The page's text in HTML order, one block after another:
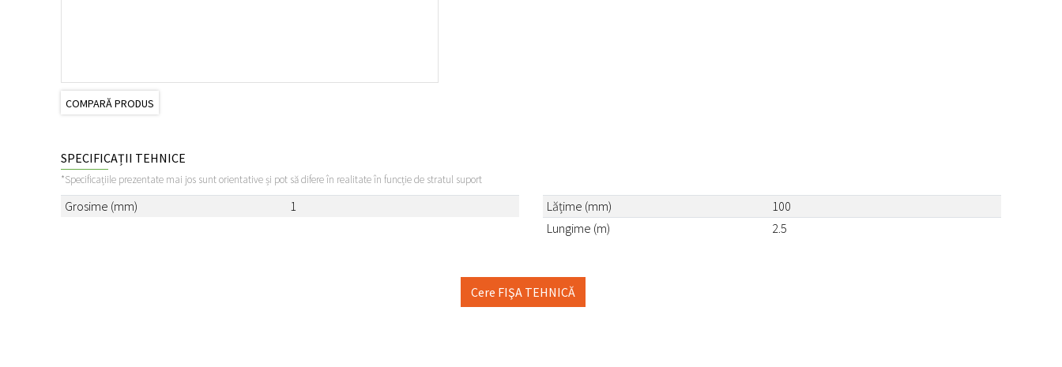
COMPARĂ PRODUS
SPECIFICAȚII TEHNICE
*Specificațiile prezentate mai jos sunt orientative și pot să difere în realitate în funcție de stratul suport
Grosime (mm) 1 Lățime (mm)
100
Lungime (m)
2.5
Cere FIŞA TEHNICĂ